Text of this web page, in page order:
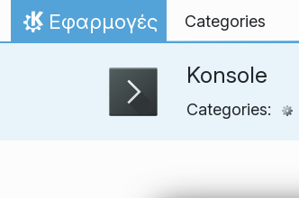
Skip to content
Home
Εφαρμογές Categories
Konsole
Categories: